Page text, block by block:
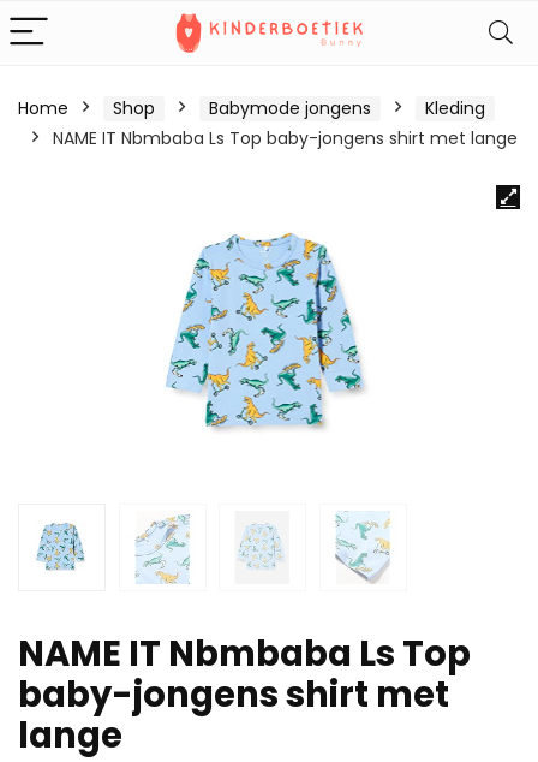
Home Shop Babymode jongens
Kleding
NAME IT Nbmbaba Ls Top baby-jongens shirt met lange
NAME IT Nbmbaba Ls Top
baby-jongens shirt met
lange